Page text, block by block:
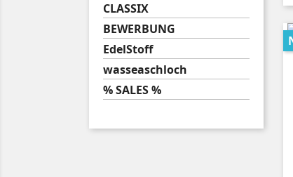
CLASSIX
BEWERBUNG
EdelStoff
wasseaschloch
% SALES %